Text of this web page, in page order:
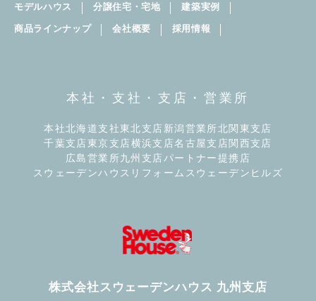
株式会社スウェーデンハウス 九州支店
モデルハウス 分譲住宅・宅地 建築実例
商品ラインナップ 会社概要 採用情報
本社・支社・支店・営業所
本社北海道支社東北支店 新潟営業所北関東支店
千葉支店 東京支店 横浜支店名古屋支店 関西支店
広島営業所九州支店 パートナー提携店
スウェーデンハウスリフォーム スウェーデンヒルズ